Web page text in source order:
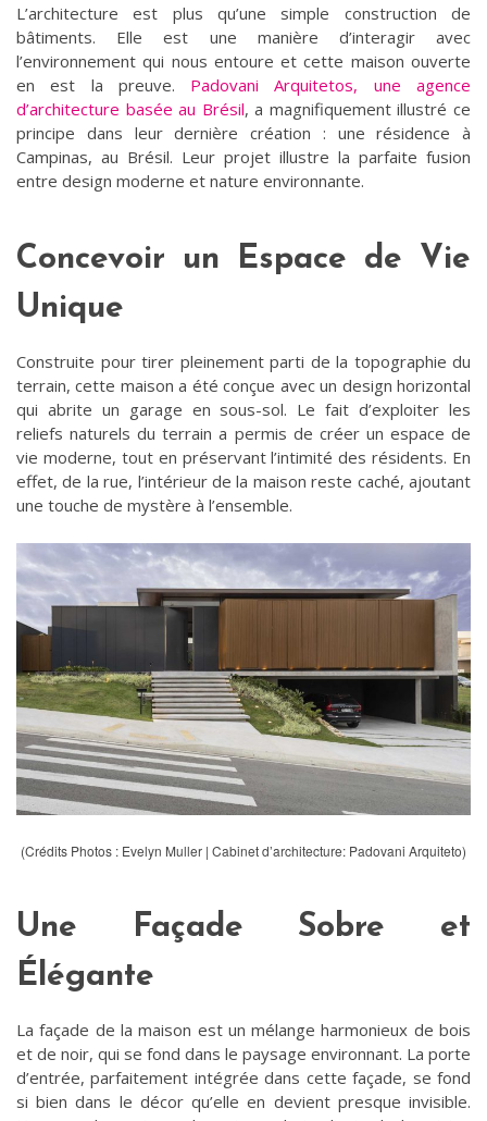
L’architecture est plus qu’une simple construction de
bâtiments. Elle est une manière d’interagir avec
l’environnement qui nous entoure et cette maison ouverte
en est la preuve. Padovani Arquitetos, une agence
d’architecture basée au Brésil, a magnifiquement illustré ce
principe dans leur dernière création : une résidence à
Campinas, au Brésil. Leur projet illustre la parfaite fusion
entre design moderne et nature environnante.
Concevoir un Espace de Vie
Unique
Construite pour tirer pleinement parti de la topographie du
terrain, cette maison a été conçue avec un design horizontal
qui abrite un garage en sous-sol. Le fait d’exploiter les
reliefs naturels du terrain a permis de créer un espace de
vie moderne, tout en préservant l’intimité des résidents. En
effet, de la rue, l’intérieur de la maison reste caché, ajoutant
une touche de mystère à l’ensemble.
(Crédits Photos : Evelyn Muller | Cabinet d’architecture: Padovani Arquiteto)
Une Façade Sobre et
Élégante
La façade de la maison est un mélange harmonieux de bois
et de noir, qui se fond dans le paysage environnant. La porte
d’entrée, parfaitement intégrée dans cette façade, se fond
si bien dans le décor qu’elle en devient presque invisible.